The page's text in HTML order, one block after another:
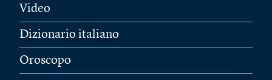
Video
Dizionario italiano
Oroscopo